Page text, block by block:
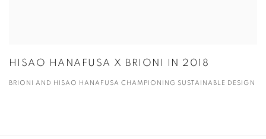
HISAO HANAFUSA X BRIONI IN 2018
BRIONI AND HISAO HANAFUSA CHAMPIONING SUSTAINABLE DESIGN